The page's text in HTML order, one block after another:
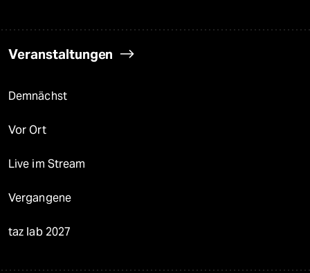
Veranstaltungen
Demnächst
Vor Ort
Live im Stream
Vergangene
taz lab 2027